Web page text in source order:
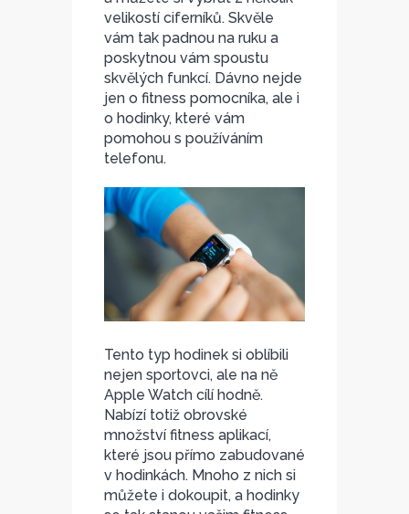
velikostí ciferníků. Skvěle
vám tak padnou na ruku a
poskytnou vám spoustu
skvělých funkcí. Dávno nejde
jen o fitness pomocníka, ale i
o hodinky, které vám
pomohou s používáním
telefonu.
Tento typ hodinek si oblíbili
nejen sportovci, ale na ně
Apple Watch cílí hodně.
Nabízí totiž obrovské
množství fitness aplikací,
které jsou přímo zabudované
v hodinkách. Mnoho z nich si
můžete i dokoupit, a hodinky